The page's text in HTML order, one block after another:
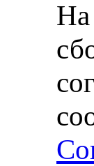
На